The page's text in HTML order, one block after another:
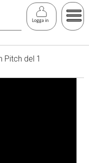
Logga in
Pitch del 1